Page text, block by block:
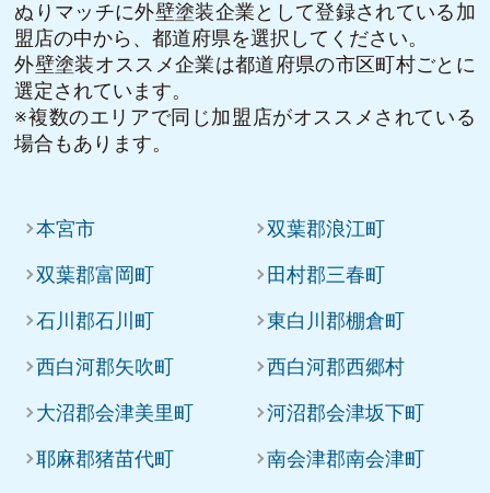
ぬりマッチに外壁塗装企業として登録されている加
盟店の中から、都道府県を選択してください。
外壁塗装オススメ企業は都道府県の市区町村ごとに
選定されています。
※複数のエリアで同じ加盟店がオススメされている
場合もあります。
本宮市 双葉郡浪江町
双葉郡富岡町 田村郡三春町
石川郡石川町 東白川郡棚倉町
西白河郡矢吹町 西白河郡西郷村
大沼郡会津美里町 河沼郡会津坂下町
耶麻郡猪苗代町 南会津郡南会津町